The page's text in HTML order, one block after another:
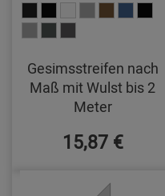
Gesimsstreifen nach
Maß mit Wulst bis 2
Meter
15,87 €